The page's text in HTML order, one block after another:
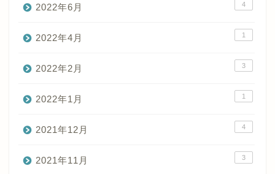
2022年6月 4
2022年4月 1
2022年2月 3
2022年1月 1
2021年12月 4
2021年11月 3